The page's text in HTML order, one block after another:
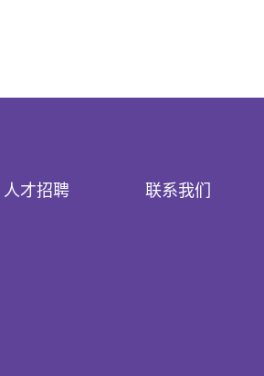
人才招聘 联系我们